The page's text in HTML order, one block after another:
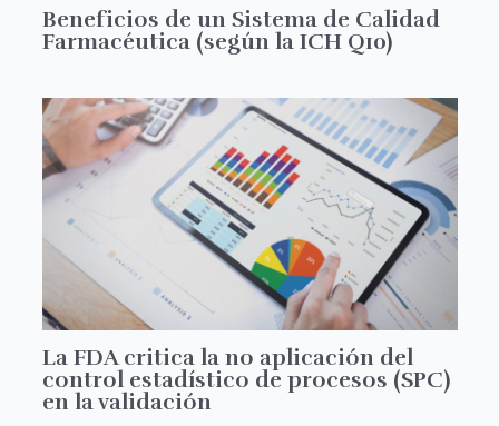
Beneficios de un Sistema de Calidad
Farmacéutica (según la ICH Q10)
La FDA critica la no aplicación del
control estadístico de procesos (SPC)
en la validación